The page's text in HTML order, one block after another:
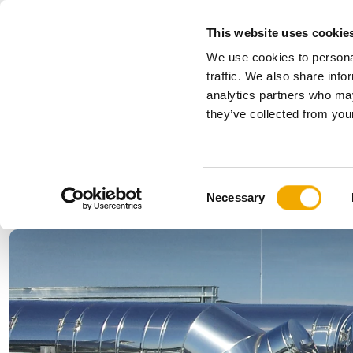
This website uses
We use cookies to
traffic. We also share
analytics partners who
they’ve collected from
n
t
S
e
Necessary
Bosnië
Bulgarije
Polen
Slowakije
Nieuws, pers en evenementen
Toepassingen &